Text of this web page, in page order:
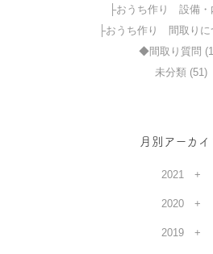
├おうち作り 設備・
├おうち作り 間取りに
◆間取り質問
未分類 (51)
月別アーカイ
2021
2020
2019